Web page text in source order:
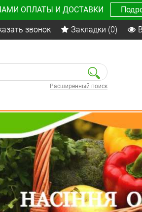
ОПЛАТЫ И ДОСТАВКИ
звонок Закладки (0)
Расширенный поиск